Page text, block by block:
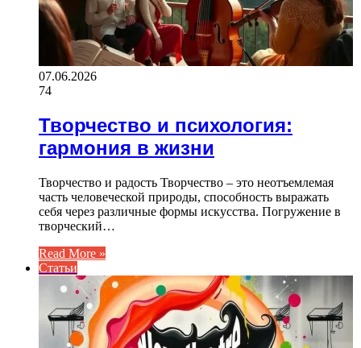
07.06.2026
74
Творчество и психология:
гармония в жизни
Творчество и радость Творчество – это неотъемлемая
часть человеческой природы, способность выражать
себя через различные формы искусства. Погружение в
творческий…
Read More »
Статьи